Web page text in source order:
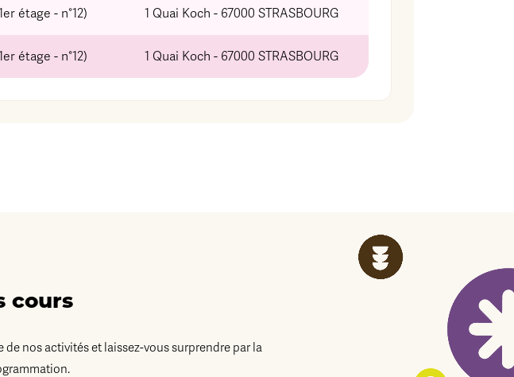
étage - n°12) 1 Quai Koch - 67000 STRASBOURG
étage - n°12) 1 Quai Koch - 67000 STRASBOURG
cours
de nos activités et laissez-vous surprendre par la